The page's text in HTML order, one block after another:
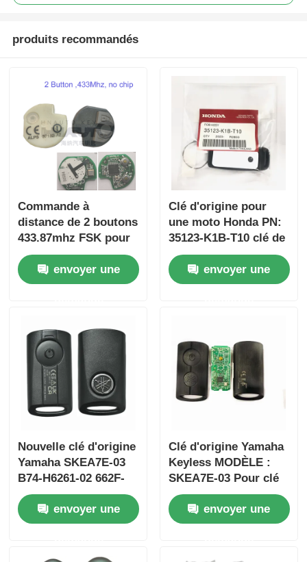
Aperçu
Produits
Vidéos
produits recommandés
Commande à
distance de 2 boutons
433.87mhz FSK pour
Su-zuki Jim-ny 2005-
2017 Sans puce
37182-A7 Seule
envoyer une
Clé d'origine pour
une moto Honda PN:
35123-K1B-T10 clé de
voiture à distance à
trois boutons
FSK433.92MHz
envoyer une
Nouvelle clé d'origine
Yamaha SKEA7E-03
B74-H6261-02 662F-
SKEA7D03
envoyer une
Clé d'origine Yamaha
Keyless MODÈLE :
SKEA7E-03 Pour clé
intelligente à distance
Yamaha B74-H6261-
02/662F-SKEA7D03
envoyer une